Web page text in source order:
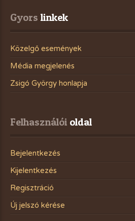
Gyors linkek
Közelgő események
Média megjelenés
Zsigó György honlapja
Felhasználói oldal
Bejelentkezés
Kijelentkezés
Regisztráció
Új jelszó kérése